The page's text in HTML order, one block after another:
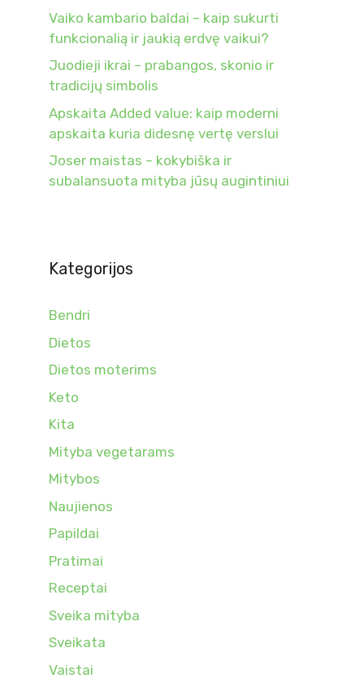
Vaiko kambario baldai – kaip sukurti
funkcionalią ir jaukią erdvę vaikui?
Juodieji ikrai – prabangos, skonio ir
tradicijų simbolis
Apskaita Added value: kaip moderni
apskaita kuria didesnę vertę verslui
Joser maistas – kokybiška ir
subalansuota mityba jūsų augintiniui
Kategorijos
Bendri
Dietos
Dietos moterims
Keto
Kita
Mityba vegetarams
Mitybos
Naujienos
Papildai
Pratimai
Receptai
Sveika mityba
Sveikata
Vaistai